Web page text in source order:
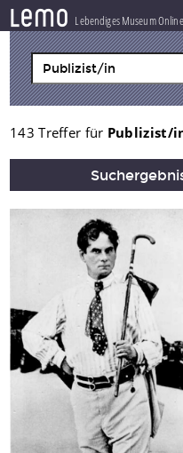
lemo Lebendiges Museum Online
ZEITSTRAHL
THEMEN
ZEITZEUGEN
BESTAND
PROJEKT
143 Treffer für Publizist/